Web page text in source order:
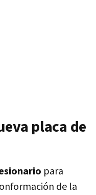
placa de
para
de la